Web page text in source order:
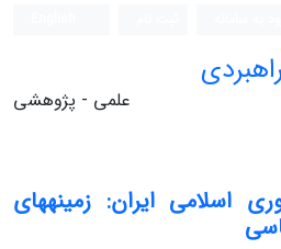
علمی - پژوهشی
اسلامی ایران: زمینه‏های